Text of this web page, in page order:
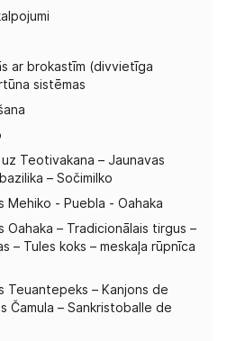
ar brokastīm (divvietīga
sistēmas
Teotivakana – Jaunavas
– Sočimilko
Mehiko - Puebla - Oahaka
Oahaka – Tradicionālais tirgus –
– Tules koks – meskaļa rūpnīca
Teuantepeks – Kanjons de
Čamula – Sankristoballe de